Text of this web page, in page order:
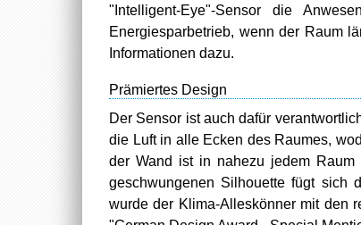
"Intelligent-Eye"-Sensor die
Energiesparbetrieb, wenn der Raum
Informationen dazu.
Prämiertes Design
Der Sensor ist auch dafür
die Luft in alle Ecken des Raumes,
der Wand ist in nahezu jedem
geschwungenen Silhouette fügt sich
wurde der Klima-Alleskönner mit den